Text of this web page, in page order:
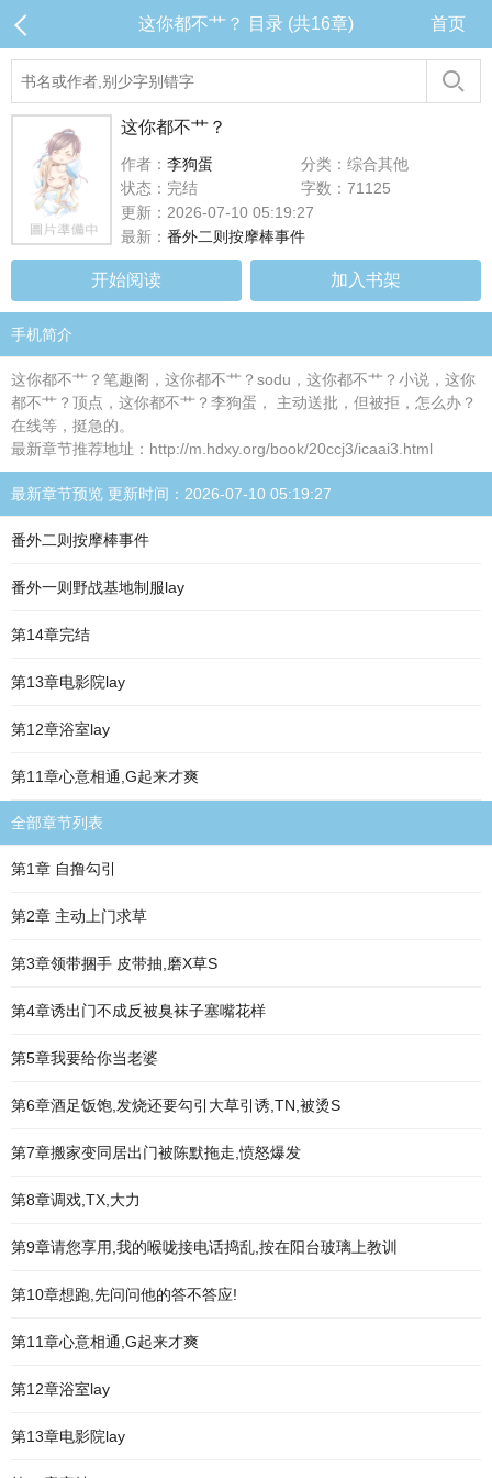
这你都不艹？ 目录 (共16章) 首页
这你都不艹？
作者： 李狗蛋
分类：综合其他
状态：完结
字数：71125
更新：2026-07-10 05:19:27
最新： 番外二则按摩棒事件
开始阅读 加入书架
手机简介
这你都不艹？笔趣阁，这你都不艹？sodu，这你都不艹？小说，这你
都不艹？顶点，这你都不艹？李狗蛋， 主动送批，但被拒，怎么办？
在线等，挺急的。
最新章节推荐地址：http://m.hdxy.org/book/20ccj3/icaai3.html
最新章节预览 更新时间：2026-07-10 05:19:27
番外二则按摩棒事件
番外一则野战基地制服lay
第14章完结
第13章电影院lay
第12章浴室lay
第11章心意相通,G起来才爽
全部章节列表
第1章 自撸勾引
第2章 主动上门求草
第3章领带捆手 皮带抽,磨X草S
第4章诱出门不成反被臭袜子塞嘴花样
第5章我要给你当老婆
第6章酒足饭饱,发烧还要勾引大草引诱,TN,被烫S
第7章搬家变同居出门被陈默拖走,愤怒爆发
第8章调戏,TX,大力
第9章请您享用,我的喉咙接电话捣乱,按在阳台玻璃上教训
第10章想跑,先问问他的答不答应!
第11章心意相通,G起来才爽
第12章浴室lay
第13章电影院lay